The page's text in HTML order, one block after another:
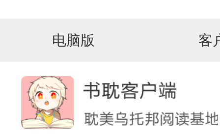
电脑版 客